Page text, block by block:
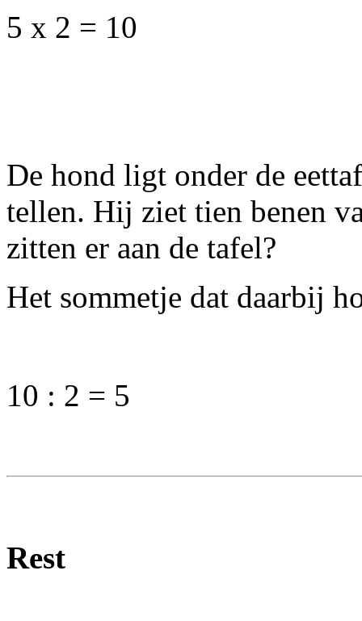
5 x 2 = 10
De hond ligt onder de
tellen. Hij ziet tien benen
zitten er aan de tafel?
Het sommetje dat daarbij
10 : 2 = 5
Rest